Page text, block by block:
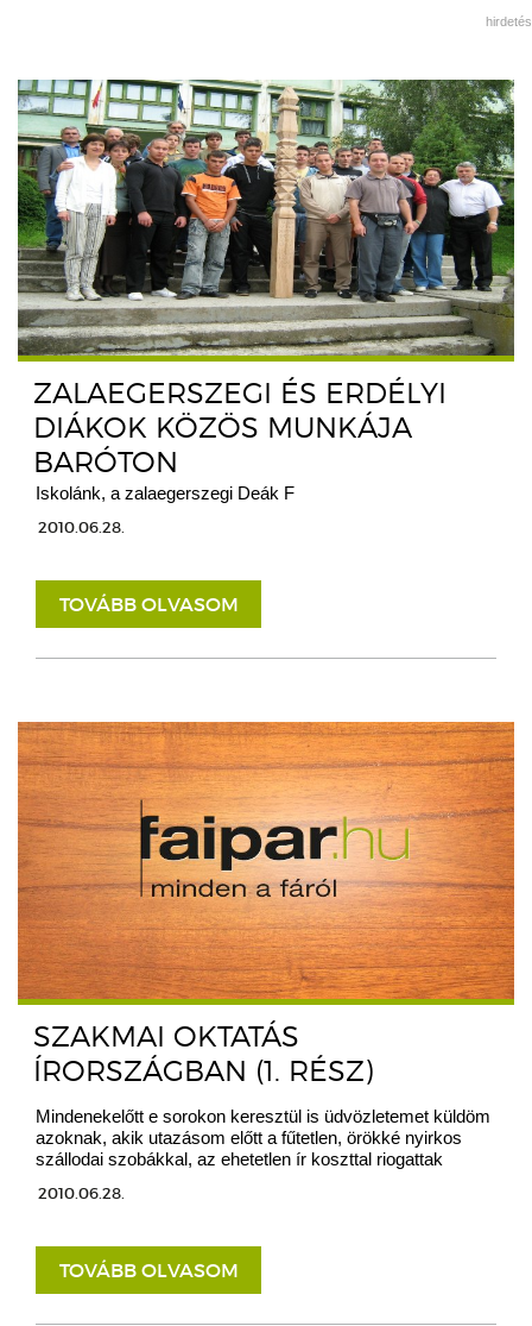
hirdetés
ZALAEGERSZEGI ÉS ERDÉLYI
DIÁKOK KÖZÖS MUNKÁJA
BARÓTON
Iskolánk, a zalaegerszegi Deák F
2010.06.28.
TOVÁBB OLVASOM
SZAKMAI OKTATÁS
ÍRORSZÁGBAN (1. RÉSZ)
Mindenekelőtt e sorokon keresztül is üdvözletemet küldöm
azoknak, akik utazásom előtt a fűtetlen, örökké nyirkos
szállodai szobákkal, az ehetetlen ír koszttal riogattak
2010.06.28.
TOVÁBB OLVASOM